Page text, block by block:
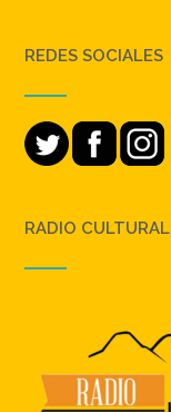
REDES SOCIALES
RADIO CULTURAL